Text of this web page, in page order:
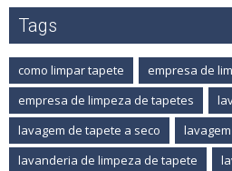
Tags
como limpar tapete
empresa de
empresa de limpeza de tapetes
lavagem de tapete a seco
lavanderia de limpeza de tapete